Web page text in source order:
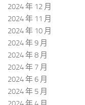
2024 年 12 月
2024 年 11 月
2024 年 10 月
2024 年 9 月
2024 年 8 月
2024 年 7 月
2024 年 6 月
2024 年 5 月